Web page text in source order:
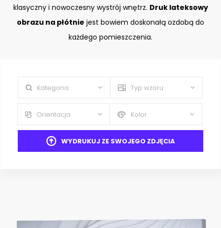
klasyczny i nowoczesny wystrój wnętrz. Druk lateksowy
obrazu na płótnie jest bowiem doskonałą ozdobą do
każdego pomieszczenia.
Kategoria Typ wzoru
Orientacja Kolor
WYDRUKUJ ZE SWOJEGO ZDJĘCIA